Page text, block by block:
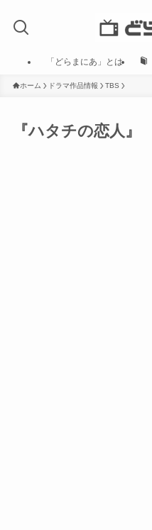
「どらまにあ」とは
ホーム ドラマ作品情報 TBS
『ハタチの恋人』